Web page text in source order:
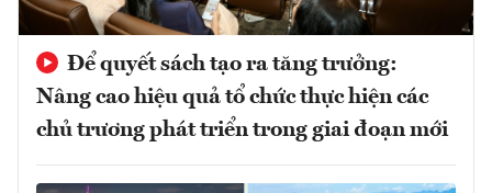
Để quyết sách tạo ra tăng trưởng:
Nâng cao hiệu quả tổ chức thực hiện các
chủ trương phát triển trong giai đoạn mới